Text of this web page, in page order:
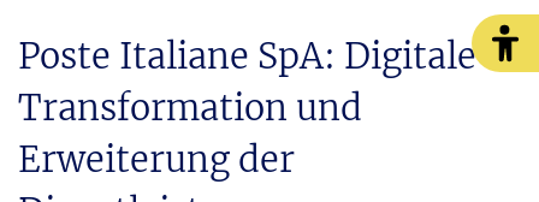
Poste Italiane SpA: Digitale
Transformation und
Erweiterung der